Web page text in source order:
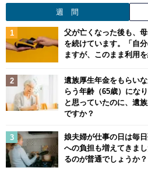
週 間
父が亡くなった後も、
を続けています。「自
ますが、このまま利用
遺族厚生年金をもらい
らう年齢（65歳）にな
と思っていたのに、遺
ですか？
娘夫婦が仕事の日は毎
への負担も増えてきま
るのが普通でしょうか？